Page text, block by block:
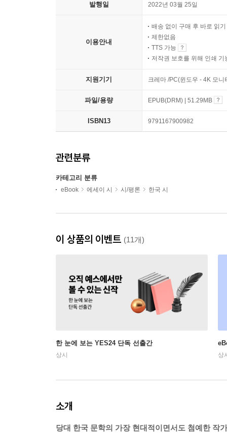
발행일 2022년 03월 25일
이용안내
배송 없이 구매 후 바로 읽기
제한없음
TTS 가능
저작권 보호를 위해 인쇄 기
지원기기 크레마 /PC(윈도우 - 4K 모
파일/용량 EPUB(DRM) | 51.29MB
ISBN13 9791167900982
관련분류
카테고리 분류
eBook 에세이 시 시/평론 한국 시
이 상품의 이벤트 (11개)
한 눈에 보는 YES24 단독 선출간
상시 상
소개
당대 한국 문학의 가장 현대적이면서도 첨예한 작